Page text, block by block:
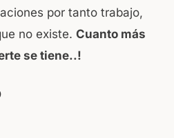
por tanto trabajo,
no existe. Cuanto más
se tiene..!